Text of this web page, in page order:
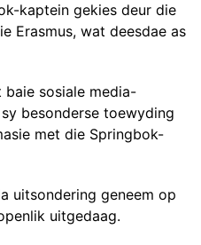
kaptein gekies deur die
Erasmus, wat deesdae as
baie sosiale media-
besonderse toewyding
met die Springbok-
uitsondering geneem op
uitgedaag.